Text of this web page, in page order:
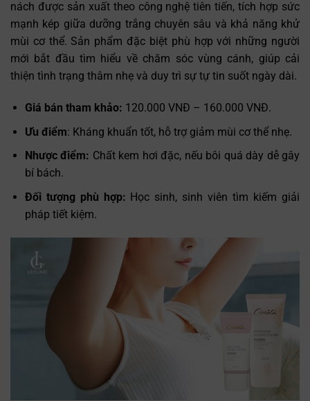
nách được sản xuất theo công nghệ tiên tiến, tích hợp sức
mạnh kép giữa dưỡng trắng chuyên sâu và khả năng khử
mùi cơ thể. Sản phẩm đặc biệt phù hợp với những người
mới bắt đầu tìm hiểu về chăm sóc vùng cánh, giúp cải
thiện tình trạng thâm nhẹ và duy trì sự tự tin suốt ngày dài.
Giá bán tham khảo: 120.000 VNĐ – 160.000 VNĐ.
Ưu điểm: Kháng khuẩn tốt, hỗ trợ giảm mùi cơ thể nhẹ.
Nhược điểm: Chất kem hơi đặc, nếu bôi quá dày dễ gây
bí bách.
Đối tượng phù hợp: Học sinh, sinh viên tìm kiếm giải
pháp tiết kiệm.